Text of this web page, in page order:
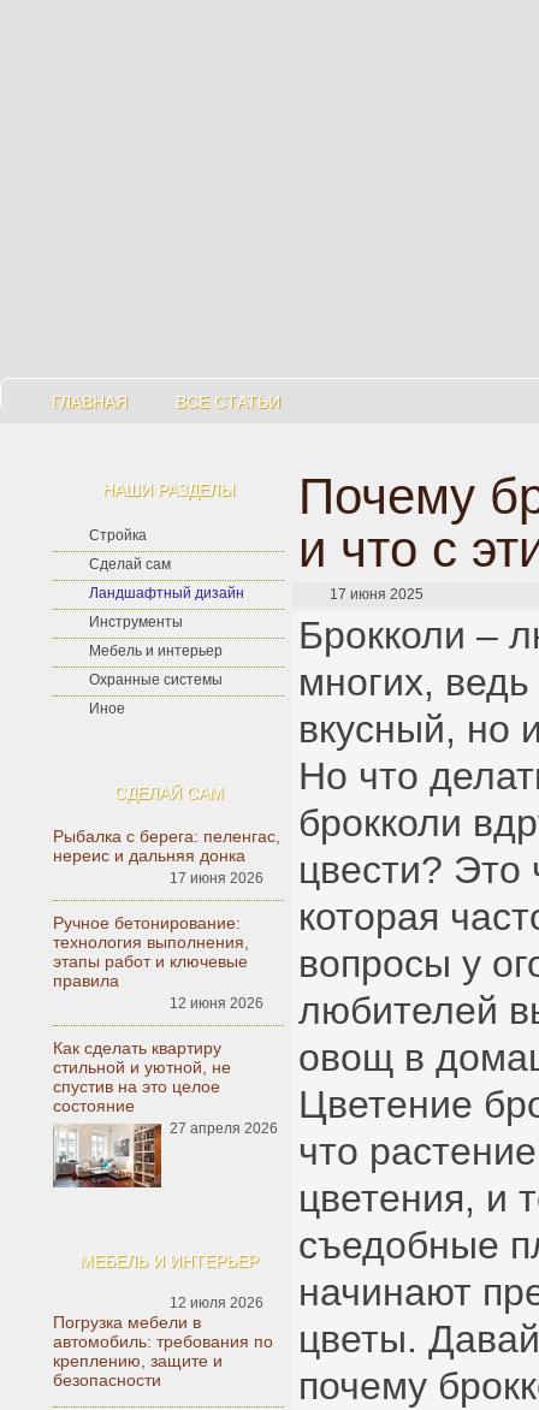
ГЛАВНАЯ ВСЕ СТАТЬИ
НАШИ РАЗДЕЛЫ
Стройка
Сделай сам
Ландшафтный дизайн
Инструменты
Мебель и интерьер
Охранные системы
Иное
СДЕЛАЙ САМ
Рыбалка с берега: пеленгас,
нереис и дальняя донка
17 июня 2026
Ручное бетонирование:
технология выполнения,
этапы работ и ключевые
правила
12 июня 2026
Как сделать квартиру
стильной и уютной, не
спустив на это целое
состояние
27 апреля 2026
МЕБЕЛЬ И ИНТЕРЬЕР
12 июля 2026
Погрузка мебели в
автомобиль: требования по
креплению, защите и
безопасности
Почему
и что с
17 июня 2025
Брокколи –
многих,
вкусный, но
Но что
брокколи
цвести? Это
которая
вопросы у
любителей
овощ в
Цветение
что
цветения, и
съедобные
начинают
цветы.
почему